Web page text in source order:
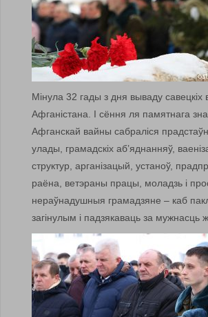
Мінула 32 гады з дня вываду савецкіх
Афганістана. І сёння ля памятнага
Афганскай вайны сабраліся
улады, грамадскіх аб’яднанняў,
структур, арганізацый, устаноў,
раёна, ветэраны працы, моладзь і
нераўнадушныя грамадзяне – каб
загінулым і падзякаваць за мужнасць